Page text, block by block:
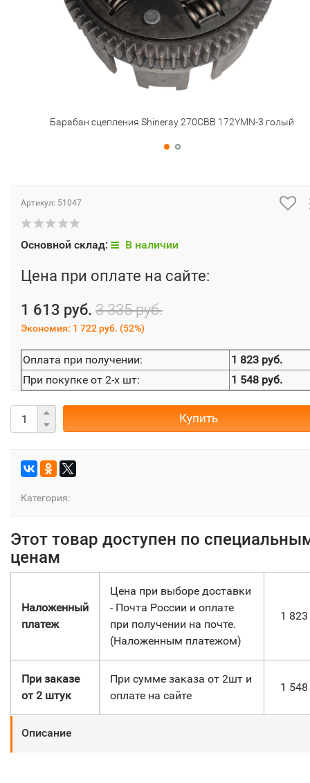
Барабан сцепления Shineray 270CBB 172YMN-3 голый
Артикул: 51047
Основной склад: В наличии
Цена при оплате на сайте:
1 613 руб. 3 335 руб.
Экономия: 1 722 руб. (52%)
Оплата при получении:
1 823 руб.
При покупке от 2-х шт:
1 548 руб.
Купить
Категория:
Этот товар доступен по
ценам
Наложенный
платеж
Цена при выборе доставки
- Почта России и оплате
при получении на почте.
(Наложенным платежом)
1 823
При заказе
от 2 штук
При сумме заказа от 2шт и
оплате на сайте
1 548
Описание